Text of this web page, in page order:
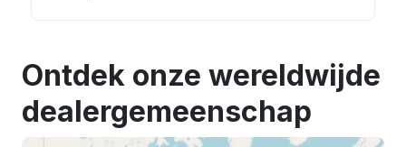
Ontdek onze wereldwijde
dealergemeenschap